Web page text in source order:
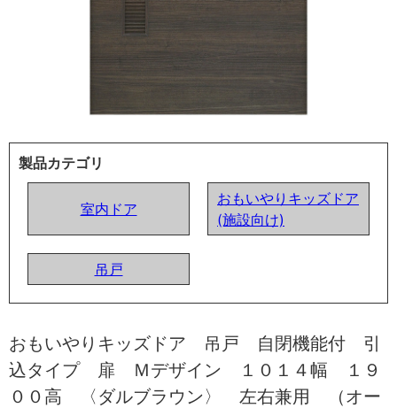
製品カテゴリ
室内ドア
おもいやりキッズドア
(施設向け)
吊戸
おもいやりキッズドア 吊戸 自閉機能付 引
込タイプ 扉 Ｍデザイン １０１４幅 １９
００高 〈ダルブラウン〉 左右兼用 （オー